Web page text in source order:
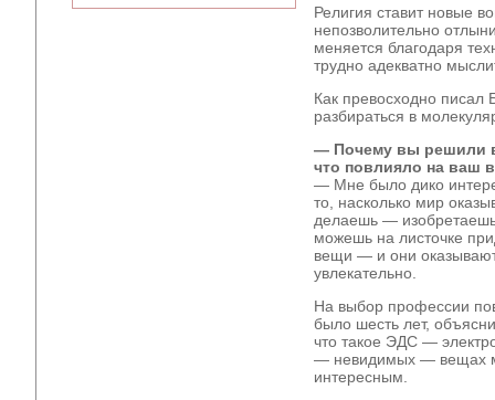
Религия ставит новые
непозволительно
меняется благодаря
трудно адекватно
Как превосходно писал
разбираться в
— Почему вы решили
что повлияло на ваш
— Мне было дико
то, насколько мир
делаешь —
можешь на листочке
вещи — и они
увлекательно.
На выбор профессии
было шесть лет,
что такое ЭДС —
— невидимых — вещах
интересным.